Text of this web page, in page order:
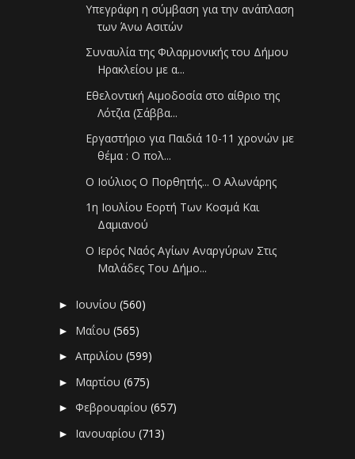
Υπεγράφη η σύμβαση για την ανάπλαση
των Άνω Ασιτών
Συναυλία της Φιλαρμονικής του Δήμου
Ηρακλείου με α...
Εθελοντική Αιμοδοσία στο αίθριο της
Λότζια (Σάββα...
Εργαστήριο για Παιδιά 10-11 χρονών με
θέμα : Ο πολ...
Ο Ιούλιος Ο Πορθητής... Ο Αλωνάρης
1η Ιουλίου Εορτή Των Κοσμά Και
Δαμιανού
Ο Ιερός Ναός Αγίων Αναργύρων Στις
Μαλάδες Του Δήμο...
► Ιουνίου(560)
► Μαΐου(565)
►Απριλίου(599)
► Μαρτίου(675)
►Φεβρουαρίου(657)
► Ιανουαρίου(713)